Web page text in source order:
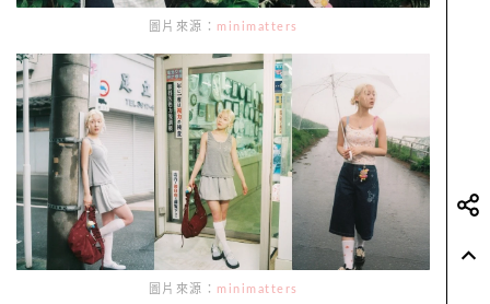
圖片來源： minimatters
圖片來源： minimatters